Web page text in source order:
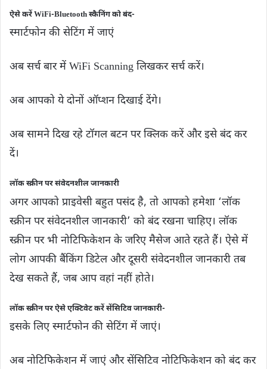
ऐसे करें WiFi-Bluetooth स्कैनिंग को बंद-
स्मार्टफोन की सेटिंग में जाएं
अब सर्च बार में WiFi Scanning लिखकर सर्च करें।
अब आपको ये दोनों ऑप्शन दिखाई देंगे।
अब सामने दिख रहे टॉगल बटन पर क्लिक करें और इसे बंद कर
दें।
लॉक स्क्रीन पर संवेदनशील जानकारी
अगर आपको प्राइवेसी बहुत पसंद है, तो आपको हमेशा ‘लॉक
स्क्रीन पर संवेदनशील जानकारी’ को बंद रखना चाहिए। लॉक
स्क्रीन पर भी नोटिफिकेशन के जरिए मैसेज आते रहते हैं। ऐसे में
लोग आपकी बैंकिंग डिटेल और दूसरी संवेदनशील जानकारी तब
देख सकते हैं, जब आप वहां नहीं होते।
लॉक स्क्रीन पर ऐसे एक्टिवेट करें सेंसिटिव जानकारी-
इसके लिए स्मार्टफोन की सेटिंग में जाएं।
अब नोटिफिकेशन में जाएं और सेंसिटिव नोटिफिकेशन को बंद कर